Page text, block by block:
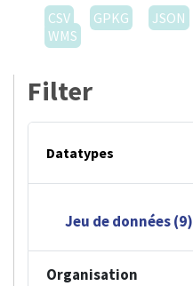
CSV
GPKG JSON
WMS
Filter
Datatypes
Jeu de données (9)
Organisation